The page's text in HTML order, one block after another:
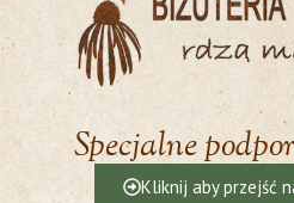
Specjalne
Kliknij aby przejść